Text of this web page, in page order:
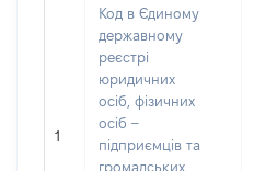
1
Код в Єдиному
державному
реєстрі
юридичних
осіб, фізичних
осіб –
підприємців та
громадських